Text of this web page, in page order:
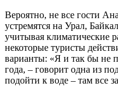
Вероятно, не все гости
устремятся на Урал,
учитывая климатические
некоторые туристы
варианты: «Я и так бы не
года, – говорит одна из
подойти к воде – там все